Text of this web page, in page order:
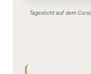
Tageslicht auf dem